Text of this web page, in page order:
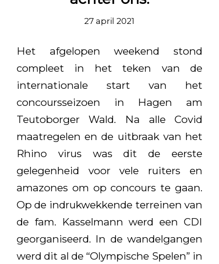
27 april 2021
Het afgelopen weekend stond
compleet in het teken van de
internationale start van het
concoursseizoen in Hagen am
Teutoborger Wald. Na alle Covid
maatregelen en de uitbraak van het
Rhino virus was dit de eerste
gelegenheid voor vele ruiters en
amazones om op concours te gaan.
Op de indrukwekkende terreinen van
de fam. Kasselmann werd een CDI
georganiseerd. In de wandelgangen
werd dit al de “Olympische Spelen” in